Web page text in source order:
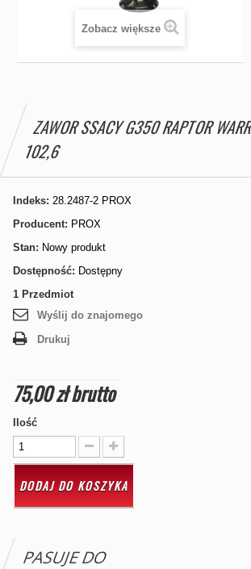
Zobacz większe
ZAWOR SSACY G350 RAPTOR
102,6
Indeks: 28.2487-2 PROX
Producent: PROX
Stan: Nowy produkt
Dostępność: Dostępny
1 Przedmiot
Wyślij do znajomego
Drukuj
75,00 złbrutto
Ilość
DODAJ DO KOSZYKA
PASUJE DO